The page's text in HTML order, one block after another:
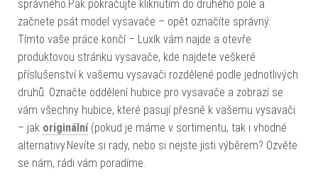
správného.Pak pokračujte kliknutím do druhého pole a
začnete psát model vysavače – opět označíte správný.
Tímto vaše práce končí – Luxík vám najde a otevře
produktovou stránku vysavače, kde najdete veškeré
příslušenství k vašemu vysavači rozdělené podle jednotlivých
druhů. Označte oddělení hubice pro vysavače a zobrazí se
vám všechny hubice, které pasují přesně k vašemu vysavači
– jak originální(pokud je máme v sortimentu, tak i vhodné
alternativy.Nevíte si rady, nebo si nejste jisti výběrem? Ozvěte
se nám, rádi vám poradíme.